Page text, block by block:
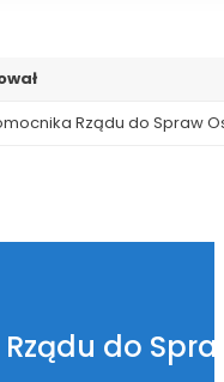
Rządu do Spraw
do